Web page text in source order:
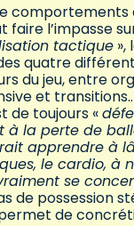
comportements
faire l’impasse
tactique »,
quatre
du jeu, entre
et
de toujours «
à la perte de
apprendre à
le cardio, à
se
de possession
de